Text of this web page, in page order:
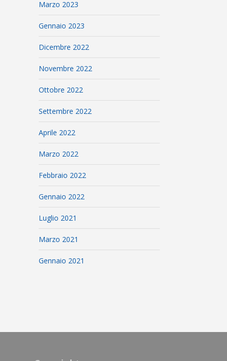
Marzo 2023
Gennaio 2023
Dicembre 2022
Novembre 2022
Ottobre 2022
Settembre 2022
Aprile 2022
Marzo 2022
Febbraio 2022
Gennaio 2022
Luglio 2021
Marzo 2021
Gennaio 2021